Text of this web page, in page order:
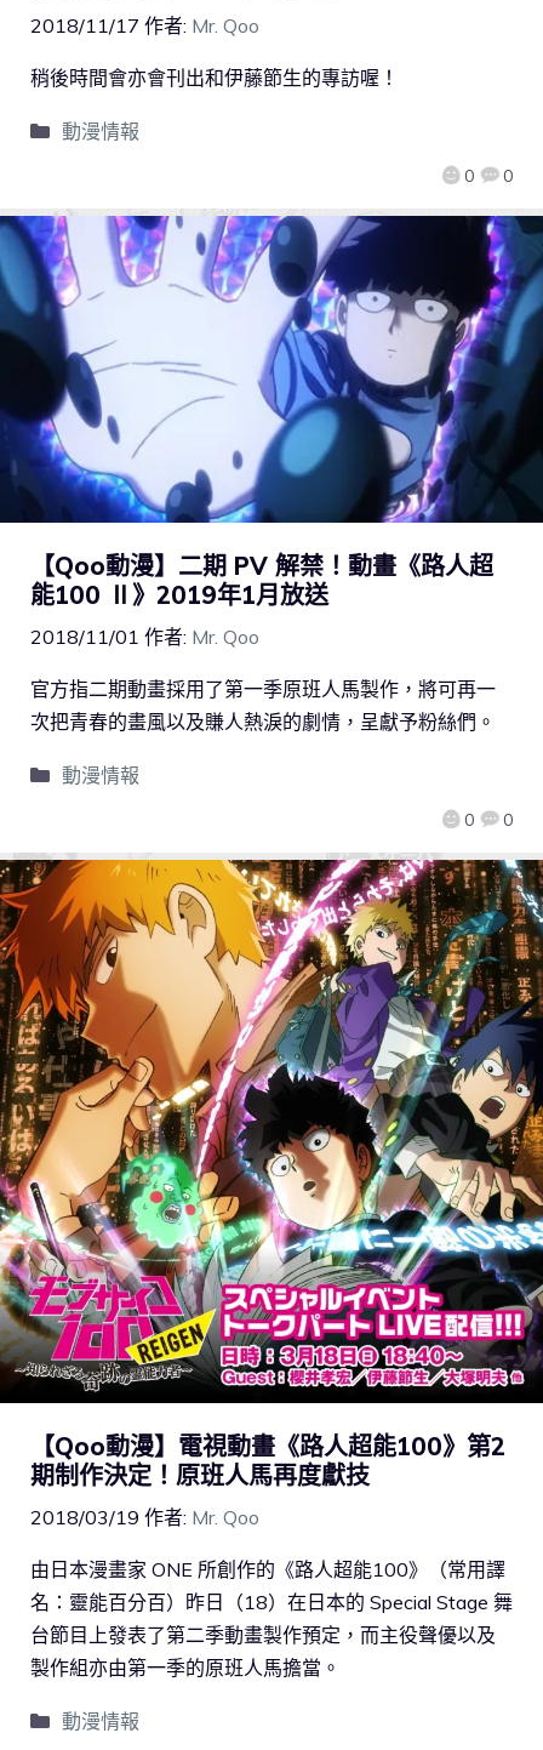
2018/11/17 作者: Mr. Qoo
0 0
稍後時間會亦會刊出和伊藤節生的專訪喔！
動漫情報
【Qoo動漫】二期 PV 解禁！動畫《路人超
能100 Ⅱ》2019年1月放送
2018/11/01 作者: Mr. Qoo
0 0
官方指二期動畫採用了第一季原班人馬製作，將可再一
次把青春的畫風以及賺人熱淚的劇情，呈獻予粉絲們。
動漫情報
【Qoo動漫】電視動畫《路人超能100》第2
期制作決定！原班人馬再度獻技
2018/03/19 作者: Mr. Qoo
由日本漫畫家 ONE 所創作的《路人超能100》（常用譯
名：靈能百分百）昨日（18）在日本的 Special Stage 舞
台節目上發表了第二季動畫製作預定，而主役聲優以及
製作組亦由第一季的原班人馬擔當。
動漫情報